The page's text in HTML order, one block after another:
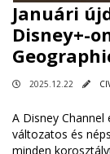
Januári
Disney+-
2025.12.22
A Disney
változatos és
minden